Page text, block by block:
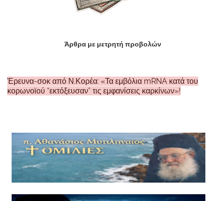
Άρθρα με μετρητή προβολών
Έρευνα-σοκ από Ν.Κορέα: «Τα εμβόλια mRNA κατά του
κορωνοϊού “εκτόξευσαν” τις εμφανίσεις καρκίνων»!